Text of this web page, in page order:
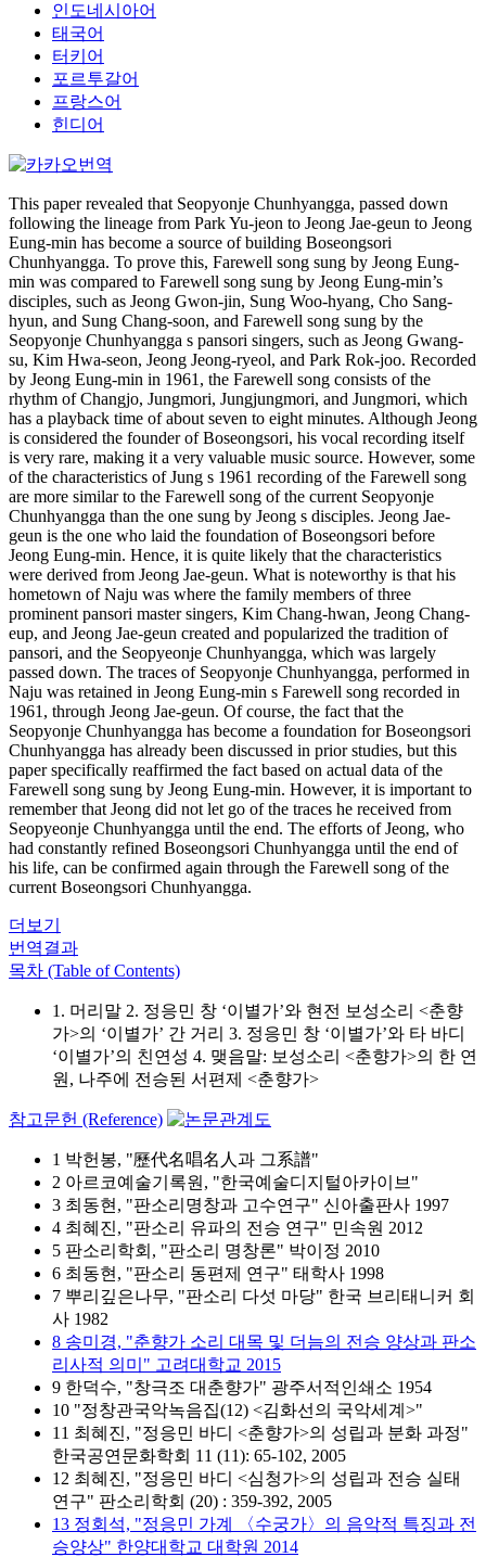
인도네시아어
태국어
터키어
포르투갈어
프랑스어
힌디어
This paper revealed that Seopyonje Chunhyangga, passed down
following the lineage from Park Yu-jeon to Jeong Jae-geun to Jeong
Eung-min has become a source of building Boseongsori
Chunhyangga. To prove this, Farewell song sung by Jeong Eung-
min was compared to Farewell song sung by Jeong Eung-min’s
disciples, such as Jeong Gwon-jin, Sung Woo-hyang, Cho Sang-
hyun, and Sung Chang-soon, and Farewell song sung by the
Seopyonje Chunhyangga s pansori singers, such as Jeong Gwang-
su, Kim Hwa-seon, Jeong Jeong-ryeol, and Park Rok-joo. Recorded
by Jeong Eung-min in 1961, the Farewell song consists of the
rhythm of Changjo, Jungmori, Jungjungmori, and Jungmori, which
has a playback time of about seven to eight minutes. Although Jeong
is considered the founder of Boseongsori, his vocal recording itself
is very rare, making it a very valuable music source. However, some
of the characteristics of Jung s 1961 recording of the Farewell song
are more similar to the Farewell song of the current Seopyonje
Chunhyangga than the one sung by Jeong s disciples. Jeong Jae-
geun is the one who laid the foundation of Boseongsori before
Jeong Eung-min. Hence, it is quite likely that the characteristics
were derived from Jeong Jae-geun. What is noteworthy is that his
hometown of Naju was where the family members of three
prominent pansori master singers, Kim Chang-hwan, Jeong Chang-
eup, and Jeong Jae-geun created and popularized the tradition of
pansori, and the Seopyeonje Chunhyangga, which was largely
passed down. The traces of Seopyonje Chunhyangga, performed in
Naju was retained in Jeong Eung-min s Farewell song recorded in
1961, through Jeong Jae-geun. Of course, the fact that the
Seopyonje Chunhyangga has become a foundation for Boseongsori
Chunhyangga has already been discussed in prior studies, but this
paper specifically reaffirmed the fact based on actual data of the
Farewell song sung by Jeong Eung-min. However, it is important to
remember that Jeong did not let go of the traces he received from
Seopyeonje Chunhyangga until the end. The efforts of Jeong, who
had constantly refined Boseongsori Chunhyangga until the end of
his life, can be confirmed again through the Farewell song of the
current Boseongsori Chunhyangga.
더보기
번역결과
목차 (Table of Contents)
1. 머리말 2. 정응민 창 ‘이별가’와 현전 보성소리 <춘향
가>의 ‘이별가’ 간 거리 3. 정응민 창 ‘이별가’와 타 바디
‘이별가’의 친연성 4. 맺음말: 보성소리 <춘향가>의 한 연
원, 나주에 전승된 서편제 <춘향가>
참고문헌 (Reference)
1 박헌봉, "歷代名唱名人과 그系譜"
2 아르코예술기록원, "한국예술디지털아카이브"
3 최동현, "판소리명창과 고수연구" 신아출판사 1997
4 최혜진, "판소리 유파의 전승 연구" 민속원 2012
5 판소리학회, "판소리 명창론" 박이정 2010
6 최동현, "판소리 동편제 연구" 태학사 1998
7 뿌리깊은나무, "판소리 다섯 마당" 한국 브리태니커 회
사 1982
8 송미경, "춘향가 소리 대목 및 더늠의 전승 양상과 판소
리사적 의미" 고려대학교 2015
9 한덕수, "창극조 대춘향가" 광주서적인쇄소 1954
10 "정창관국악녹음집(12) <김화선의 국악세계>"
11 최혜진, "정응민 바디 <춘향가>의 성립과 분화 과정"
한국공연문화학회 11 (11): 65-102, 2005
12 최혜진, "정응민 바디 <심청가>의 성립과 전승 실태
연구" 판소리학회 (20) : 359-392, 2005
13 정회석, "정응민 가계 〈수궁가〉의 음악적 특징과 전
승양상" 한양대학교 대학원 2014